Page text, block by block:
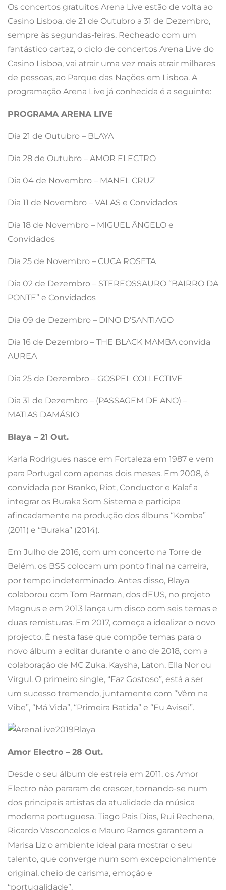
Os concertos gratuitos Arena Live estão de volta ao
Casino Lisboa, de 21 de Outubro a 31 de Dezembro,
sempre às segundas-feiras. Recheado com um
fantástico cartaz, o ciclo de concertos Arena Live do
Casino Lisboa, vai atrair uma vez mais atrair milhares
de pessoas, ao Parque das Nações em Lisboa. A
programação Arena Live já conhecida é a seguinte:
PROGRAMA ARENA LIVE
Dia 21 de Outubro – BLAYA
Dia 28 de Outubro – AMOR ELECTRO
Dia 04 de Novembro – MANEL CRUZ
Dia 11 de Novembro – VALAS e Convidados
Dia 18 de Novembro – MIGUEL ÂNGELO e
Convidados
Dia 25 de Novembro – CUCA ROSETA
Dia 02 de Dezembro – STEREOSSAURO “BAIRRO DA
PONTE” e Convidados
Dia 09 de Dezembro – DINO D’SANTIAGO
Dia 16 de Dezembro – THE BLACK MAMBA convida
AUREA
Dia 25 de Dezembro – GOSPEL COLLECTIVE
Dia 31 de Dezembro – (PASSAGEM DE ANO) –
MATIAS DAMÁSIO
Blaya – 21 Out.
Karla Rodrigues nasce em Fortaleza em 1987 e vem
para Portugal com apenas dois meses. Em 2008, é
convidada por Branko, Riot, Conductor e Kalaf a
integrar os Buraka Som Sistema e participa
afincadamente na produção dos álbuns “Komba”
(2011) e “Buraka” (2014).
Em Julho de 2016, com um concerto na Torre de
Belém, os BSS colocam um ponto final na carreira,
por tempo indeterminado. Antes disso, Blaya
colaborou com Tom Barman, dos dEUS, no projeto
Magnus e em 2013 lança um disco com seis temas e
duas remisturas. Em 2017, começa a idealizar o novo
projecto. É nesta fase que compõe temas para o
novo álbum a editar durante o ano de 2018, com a
colaboração de MC Zuka, Kaysha, Laton, Ella Nor ou
Virgul. O primeiro single, “Faz Gostoso”, está a ser
um sucesso tremendo, juntamente com “Vêm na
Vibe”, “Má Vida”, “Primeira Batida” e “Eu Avisei”.
Amor Electro – 28 Out.
Desde o seu álbum de estreia em 2011, os Amor
Electro não pararam de crescer, tornando-se num
dos principais artistas da atualidade da música
moderna portuguesa. Tiago Pais Dias, Rui Rechena,
Ricardo Vasconcelos e Mauro Ramos garantem a
Marisa Liz o ambiente ideal para mostrar o seu
talento, que converge num som excepcionalmente
original, cheio de carisma, emoção e
“portugalidade”.